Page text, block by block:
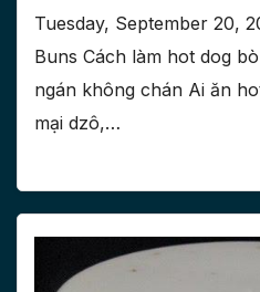
Tuesday, September 20,
Buns Cách làm hot dog
ngán không chán Ai ăn
mại dzô,…